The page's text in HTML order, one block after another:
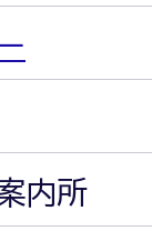
内所